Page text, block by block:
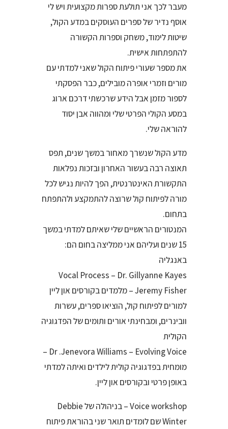
מעבר לכך אני תולעת ספרות מקצועית ויש לי
אוסף נדיר של ספרים העוסקים במדע הקול,
שיטות לימוד, משחק וספרות הקשורה
להתפתחות אישית.
את מספר שעורי פיתוח הקול שאני למדתי עם
מורים וזמרי אופרה מובילים, כבר הפסקתי
לספור מזמן אבל הידע שרכשתי דרכם ארוג
במסע הקולי הפרטי שלי ומהווה אבן יסוד
להוראה שלי.
מדע הקול שנשרך מאחור במשך שנים, תפס
תאוצה רבה בעשור האחרון ובזכות נפלאות
התקשורת האינטרנטית, הפך להיות נגיש לכל
מורה לפיתוח קול שרוצה להתמקצע ולהתפתח
בתחום.
המנטורים הראשיים שלי שאיתם למדתי במשך
15 שנים ועליהם אני ממליצה בחום הם:
באנגליה
Vocal Process – Dr. Gillyanne Kayes
Jeremy Fisher – מלמדים בקורסים און ליין
למורים לפיתוח קול, הוציאו ספרים, עשרות
וובינרים, ומבחינתי אורים ותומים של הפדגוגיה
הקולית
Dr .Jenevora Williams – Evolving Voice –
מומחית בפדגוגיה קולית לילדים ואיתה למדתי
באופן פרטי ובקורסים און ליין.
Voice workshop – בניהולה של Debbie
Winter שם לומדים תואר שני בהוראת פיתוח